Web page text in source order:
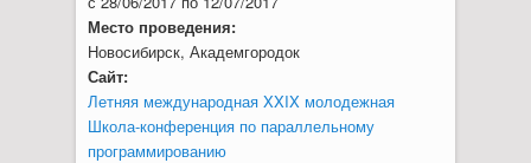
Место проведения:
Новосибирск, Академгородок
Сайт:
Летняя международная XXIX молодежная
Школа-конференция по параллельному
программированию